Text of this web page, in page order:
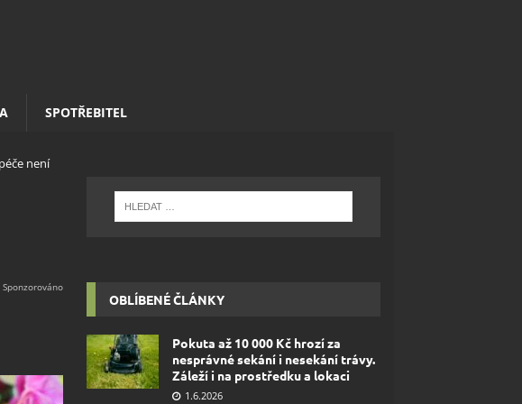
SPOTŘEBITEL
není
OBLÍBENÉ ČLÁNKY
Pokuta až 10 000 Kč hrozí za
nesprávné sekání i nesekání trávy.
Záleží i na prostředku a lokaci
1.6.2026